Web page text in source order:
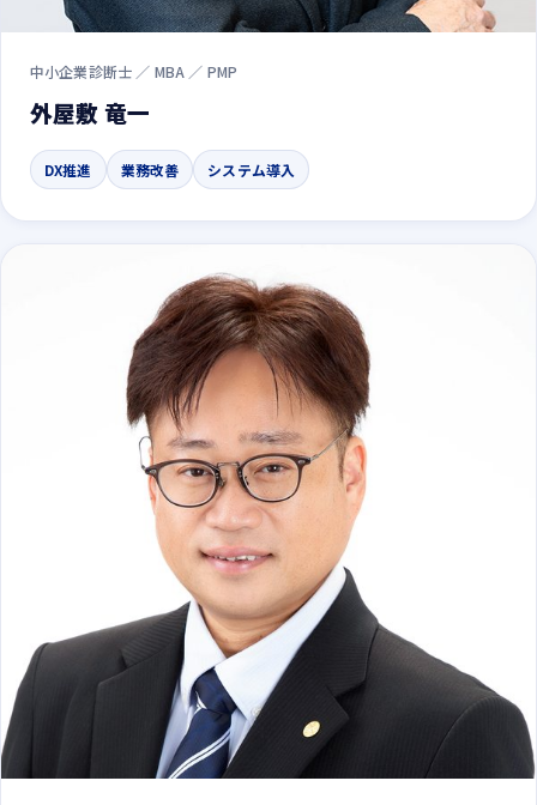
中小企業診断士 ／ MBA ／ PMP
外屋敷 竜一
DX推進 業務改善 システム導入